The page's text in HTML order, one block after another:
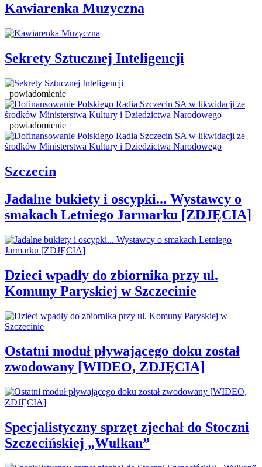
Kawiarenka Muzyczna
Sekrety Sztucznej Inteligencji
powiadomienie
powiadomienie
Szczecin
Jadalne bukiety i oscypki... Wystawcy o
smakach Letniego Jarmarku [ZDJĘCIA]
Dzieci wpadły do zbiornika przy ul.
Komuny Paryskiej w Szczecinie
Ostatni moduł pływającego doku został
zwodowany [WIDEO, ZDJĘCIA]
Specjalistyczny sprzęt zjechał do Stoczni
Szczecińskiej „Wulkan”